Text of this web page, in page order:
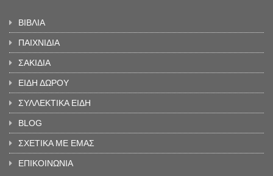
ΒΙΒΛΙΑ
ΠΑΙΧΝΙΔΙΑ
ΣΑΚΙΔΙΑ
ΕΙΔΗ ΔΩΡΟΥ
ΣΥΛΛΕΚΤΙΚΑ ΕΙΔΗ
BLOG
ΣΧΕΤΙΚΑ ΜΕ ΕΜΑΣ
ΕΠΙΚΟΙΝΩΝΙΑ